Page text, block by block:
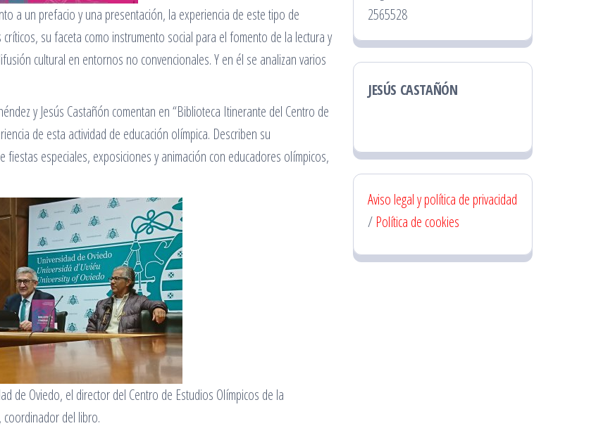
a un prefacio y una presentación, la experiencia de este tipo de
su faceta como instrumento social para el fomento de la lectura y
cultural en entornos no convencionales. Y en él se analizan varios
y Jesús Castañón comentan en “Biblioteca Itinerante del Centro de
de esta actividad de educación olímpica. Describen su
especiales, exposiciones y animación con educadores olímpicos,
de Oviedo, el director del Centro de Estudios Olímpicos de la
coordinador del libro.
2565528
JESÚS CASTAÑÓN
Aviso legal y política de privacidad
/ Política de cookies